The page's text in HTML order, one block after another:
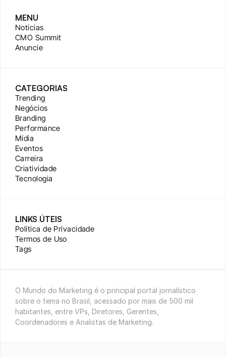
MENU
Notícias
CMO Summit
Anuncie
CATEGORIAS
Trending
Negócios
Branding
Performance
Mídia
Eventos
Carreira
Criatividade
Tecnologia
LINKS ÚTEIS
Política de Privacidade
Termos de Uso
Tags
O Mundo do Marketing é o principal portal jornalístico
sobre o tema no Brasil, acessado por mais de 500 mil
habitantes, entre VPs, Diretores, Gerentes,
Coordenadores e Analistas de Marketing.